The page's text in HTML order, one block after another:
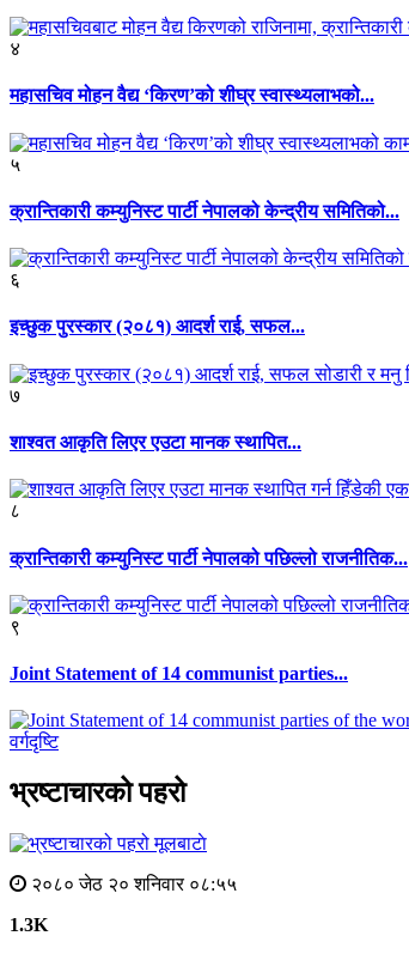
४
महासचिव मोहन वैद्य ‘किरण’को शीघ्र स्वास्थ्यलाभको...
५
क्रान्तिकारी कम्युनिस्ट पार्टी नेपालको केन्द्रीय समितिको...
६
इच्छुक पुरस्कार (२०८१) आदर्श राई, सफल...
७
शाश्वत आकृति लिएर एउटा मानक स्थापित...
८
क्रान्तिकारी कम्युनिस्ट पार्टी नेपालको पछिल्लो राजनीतिक...
९
Joint Statement of 14 communist parties...
वर्गदृष्टि
भ्रष्टाचारको पहरो
मूलबाटाे
२०८० जेठ २० शनिवार ०८:५५
1.3K